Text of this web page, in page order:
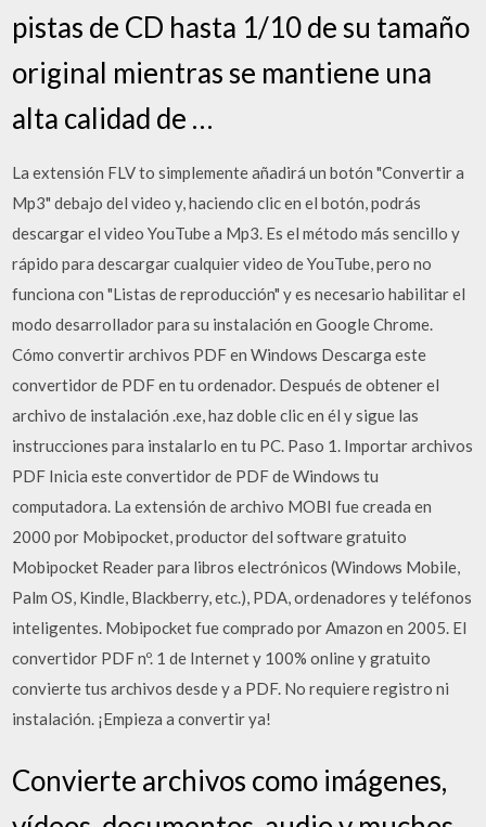
pistas de CD hasta 1/10 de su tamaño
original mientras se mantiene una
alta calidad de …
La extensión FLV to simplemente añadirá un botón "Convertir a
Mp3" debajo del video y, haciendo clic en el botón, podrás
descargar el video YouTube a Mp3. Es el método más sencillo y
rápido para descargar cualquier video de YouTube, pero no
funciona con "Listas de reproducción" y es necesario habilitar el
modo desarrollador para su instalación en Google Chrome.
Cómo convertir archivos PDF en Windows Descarga este
convertidor de PDF en tu ordenador. Después de obtener el
archivo de instalación .exe, haz doble clic en él y sigue las
instrucciones para instalarlo en tu PC. Paso 1. Importar archivos
PDF Inicia este convertidor de PDF de Windows tu
computadora. La extensión de archivo MOBI fue creada en
2000 por Mobipocket, productor del software gratuito
Mobipocket Reader para libros electrónicos (Windows Mobile,
Palm OS, Kindle, Blackberry, etc.), PDA, ordenadores y teléfonos
inteligentes. Mobipocket fue comprado por Amazon en 2005. El
convertidor PDF nº. 1 de Internet y 100% online y gratuito
convierte tus archivos desde y a PDF. No requiere registro ni
instalación. ¡Empieza a convertir ya!
Convierte archivos como imágenes,